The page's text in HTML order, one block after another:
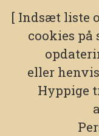
[ Indsæt liste
cookies på
eller
Hyppige